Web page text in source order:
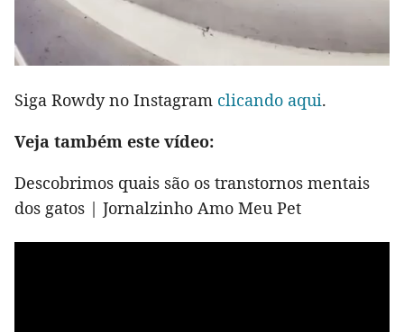
Siga Rowdy no Instagram clicando aqui.
Veja também este vídeo:
Descobrimos quais são os transtornos mentais
dos gatos | Jornalzinho Amo Meu Pet